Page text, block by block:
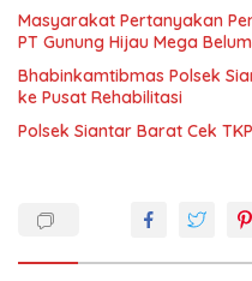
Masyarakat Pertanyakan
PT Gunung Hijau Mega
Bhabinkamtibmas Polsek
ke Pusat Rehabilitasi
Polsek Siantar Barat Cek